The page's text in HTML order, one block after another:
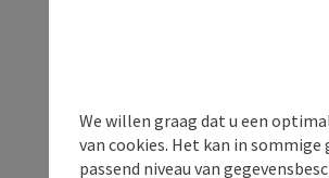
We willen graag dat u een
van cookies. Het kan in sommige
passend niveau van